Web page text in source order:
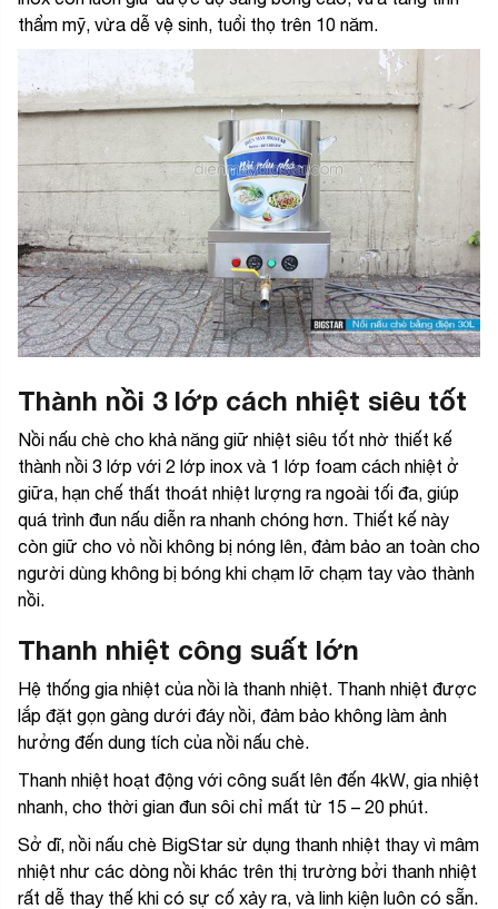
thẩm mỹ, vừa dễ vệ sinh, tuổi thọ trên 10 năm.
Thành nồi 3 lớp cách nhiệt siêu tốt
Nồi nấu chè cho khả năng giữ nhiệt siêu tốt nhờ thiết kế
thành nồi 3 lớp với 2 lớp inox và 1 lớp foam cách nhiệt ở
giữa, hạn chế thất thoát nhiệt lượng ra ngoài tối đa, giúp
quá trình đun nấu diễn ra nhanh chóng hơn. Thiết kế này
còn giữ cho vỏ nồi không bị nóng lên, đảm bảo an toàn cho
người dùng không bị bóng khi chạm lỡ chạm tay vào thành
nồi.
Thanh nhiệt công suất lớn
Hệ thống gia nhiệt của nồi là thanh nhiệt. Thanh nhiệt được
lắp đặt gọn gàng dưới đáy nồi, đảm bảo không làm ảnh
hưởng đến dung tích của nồi nấu chè.
Thanh nhiệt hoạt động với công suất lên đến 4kW, gia nhiệt
nhanh, cho thời gian đun sôi chỉ mất từ 15 – 20 phút.
Sở dĩ, nồi nấu chè BigStar sử dụng thanh nhiệt thay vì mâm
nhiệt như các dòng nồi khác trên thị trường bởi thanh nhiệt
rất dễ thay thế khi có sự cố xảy ra, và linh kiện luôn có sẵn.